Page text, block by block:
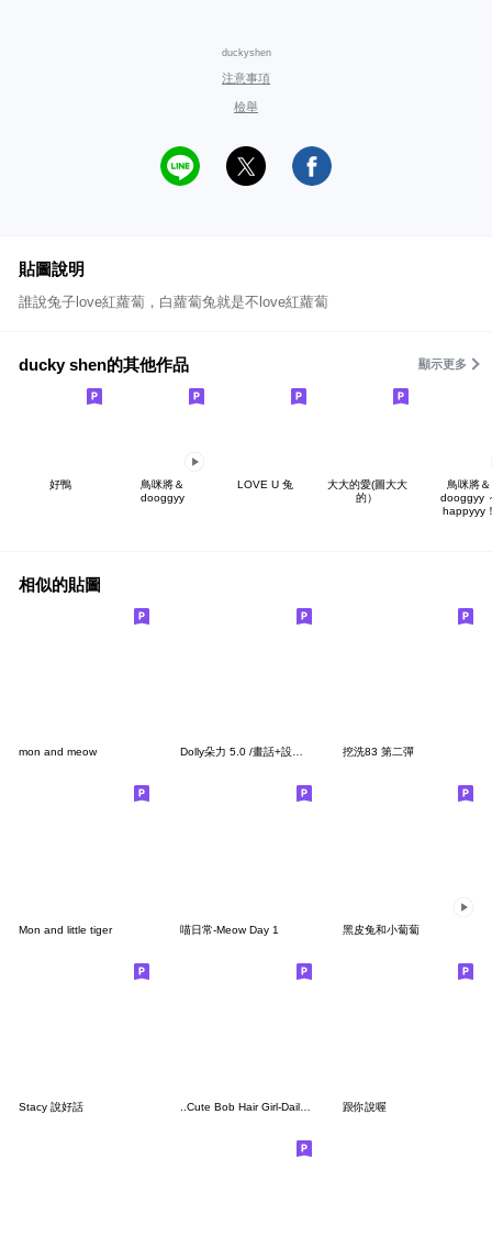
duckyshen
注意事項
檢舉
貼圖說明
誰說兔子love紅蘿蔔，白蘿蔔兔就是不love紅蘿蔔
ducky shen的其他作品 顯示更多
好鴨
鳥咪將＆
dooggyy
LOVE U 兔
大大的愛(圖大大
的）
鳥咪將＆
dooggyy
happyyy
相似的貼圖
mon and meow Dolly朵力 5.0 /畫話+設計事務所 生日快樂 挖洗83 第二彈
Mon and little tiger 喵日常-Meow Day 1 黑皮兔和小蔔蔔
Stacy 說好話 跟你說喔